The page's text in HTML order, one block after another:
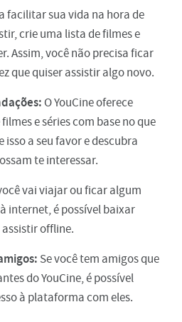
facilitar sua vida na hora de
crie uma lista de filmes e
Assim, você não precisa ficar
que quiser assistir algo novo.
O YouCine oferece
e séries com base no que
isso a seu favor e descubra
te interessar.
vai viajar ou ficar algum
internet, é possível baixar
offline.
Se você tem amigos que
do YouCine, é possível
à plataforma com eles.